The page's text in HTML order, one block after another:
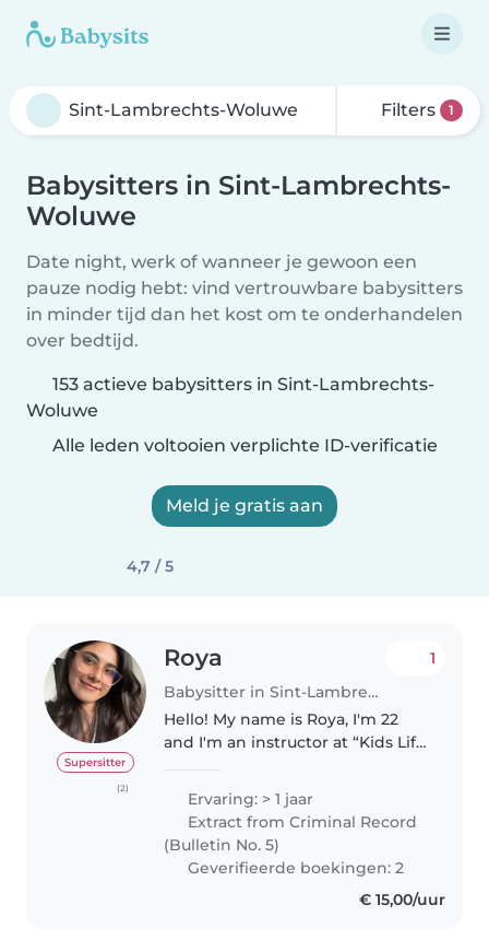
Filters 1
Babysitters in Sint-Lambrechts-
Woluwe
Date night, werk of wanneer je gewoon een
pauze nodig hebt: vind vertrouwbare babysitters
in minder tijd dan het kost om te onderhandelen
over bedtijd.
153 actieve babysitters in Sint-Lambrechts-
Woluwe
Alle leden voltooien verplichte ID-verificatie
Meld je gratis aan
4,7 / 5
Supersitter
(2)
Roya
Babysitter in Sint-Lambrechts-Woluwe
1
Hello! My name is Roya, I'm 22
and I'm an instructor at “Kids Life
basic programming and robotics
to children ages 3-13. I'm also the
oldest daughter..
Ervaring: > 1 jaar
Extract from Criminal Record
(Bulletin No. 5)
Geverifieerde boekingen: 2
€ 15,00/uur